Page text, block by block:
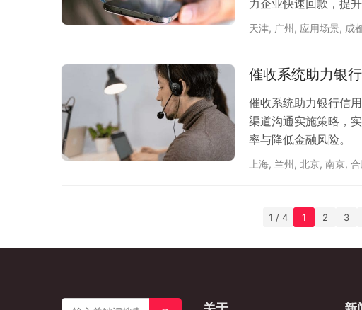
力企业快速回款，提
天津, 广州, 应用场景, 成
催收系统助力银
催收系统助力银行信
渠道沟通实施策略，
率与降低金融风险。
上海, 兰州, 北京, 南京,
1 / 4 1 2 3